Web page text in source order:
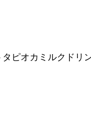
ピオカミルクドリ